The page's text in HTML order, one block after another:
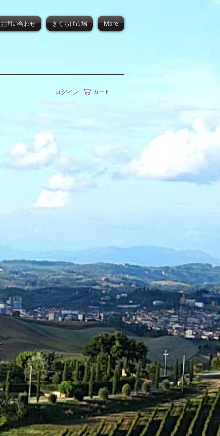
お問い合わせ きくらげ市場 More
ログイン カート